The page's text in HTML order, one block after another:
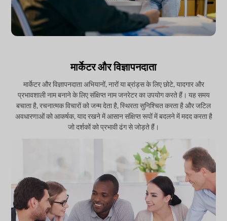
मार्केटर और विज्ञापनदाता
मार्केटर और विज्ञापनदाता अभियानों, नारों या ब्रांड्स के लिए छोटे, यादगार और
प्रभावशाली नाम बनाने के लिए संक्षिप्त नाम जनरेटर का उपयोग करते हैं। यह समय
बचाता है, रचनात्मक विचारों को जन्म देता है, स्थिरता सुनिश्चित करता है और जटिल
अवधारणाओं को आकर्षक, याद रखने में आसान संक्षिप्त रूपों में बदलने में मदद करता है
जो दर्शकों को प्रभावी ढंग से जोड़ते हैं।